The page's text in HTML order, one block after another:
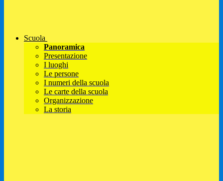
Scuola
Panoramica
Presentazione
I luoghi
Le persone
I numeri della scuola
Le carte della scuola
Organizzazione
La storia